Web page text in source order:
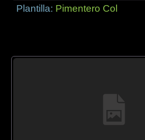
Plantilla: Pimentero Col